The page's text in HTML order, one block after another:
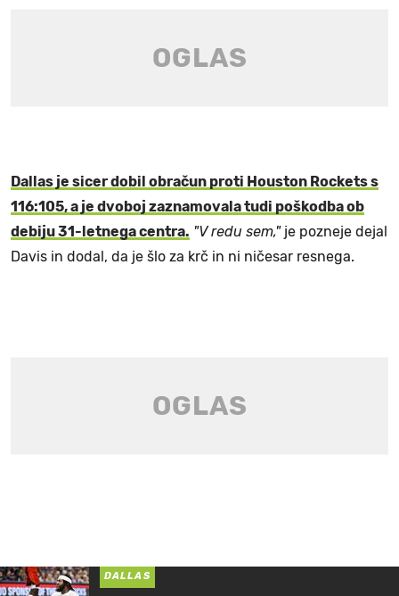
Dallas je sicer dobil obračun proti Houston Rockets s
116:105, a je dvoboj zaznamovala tudi poškodba ob
debiju 31-letnega centra. "V redu sem," je pozneje dejal
Davis in dodal, da je šlo za krč in ni ničesar resnega.
DALLAS